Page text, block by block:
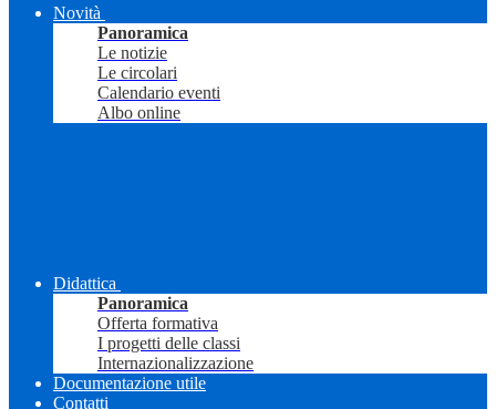
Novità
Panoramica
Le notizie
Le circolari
Calendario eventi
Albo online
Didattica
Panoramica
Offerta formativa
I progetti delle classi
Internazionalizzazione
Documentazione utile
Contatti